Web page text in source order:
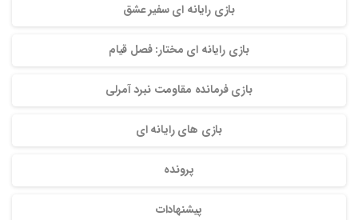
بازی رایانه ای سفیر عشق
بازی رایانه ای مختار: فصل قیام
بازی فرمانده مقاومت نبرد آمرلی
بازی های رایانه ای
پرونده
پیشنهادات